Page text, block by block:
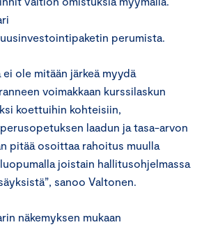
perumista.
ole mitään järkeä myydä
voimakkaan kurssilaskun
koettuihin kohteisiin,
laadun ja tasa-arvon
pitää osoittaa rahoitus muulla
joistain hallitusohjelmassa
sanoo Valtonen.
näkemyksen mukaan